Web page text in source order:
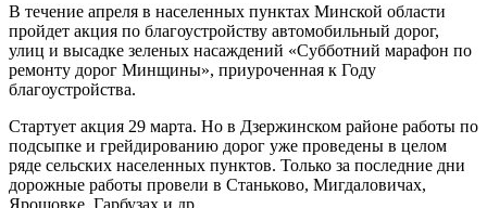
В течение апреля в населенных пунктах Минской области
пройдет акция по благоустройству автомобильный дорог,
улиц и высадке зеленых насаждений «Субботний марафон по
ремонту дорог Минщины», приуроченная к Году
благоустройства.
Стартует акция 29 марта. Но в Дзержинском районе работы по
подсыпке и грейдированию дорог уже проведены в целом
ряде сельских населенных пунктов. Только за последние дни
дорожные работы провели в Станьково, Мигдаловичах,
Ярошовке, Гарбузах и др.